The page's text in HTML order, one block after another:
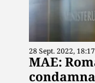
28 Sept. 2022, 18:17
MAE: